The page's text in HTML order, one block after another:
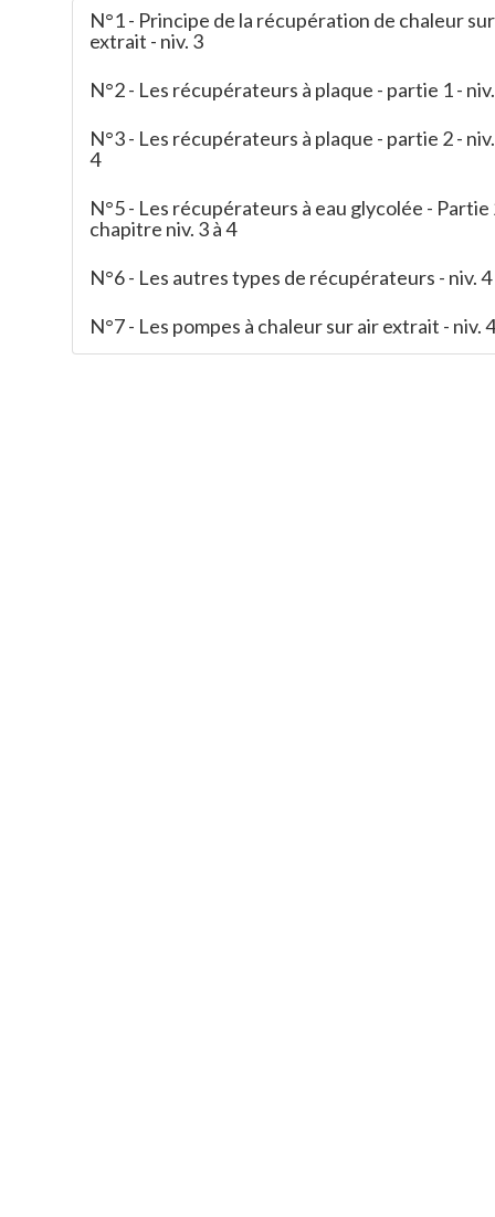
N°1 - Principe de la récupération de chaleur sur
extrait - niv. 3
N°2 - Les récupérateurs à plaque - partie 1 -
N°3 - Les récupérateurs à plaque - partie 2 -
4
N°5 - Les récupérateurs à eau glycolée - Partie
chapitre niv. 3 à 4
N°6 - Les autres types de récupérateurs - niv. 4
N°7 - Les pompes à chaleur sur air extrait - niv. 4